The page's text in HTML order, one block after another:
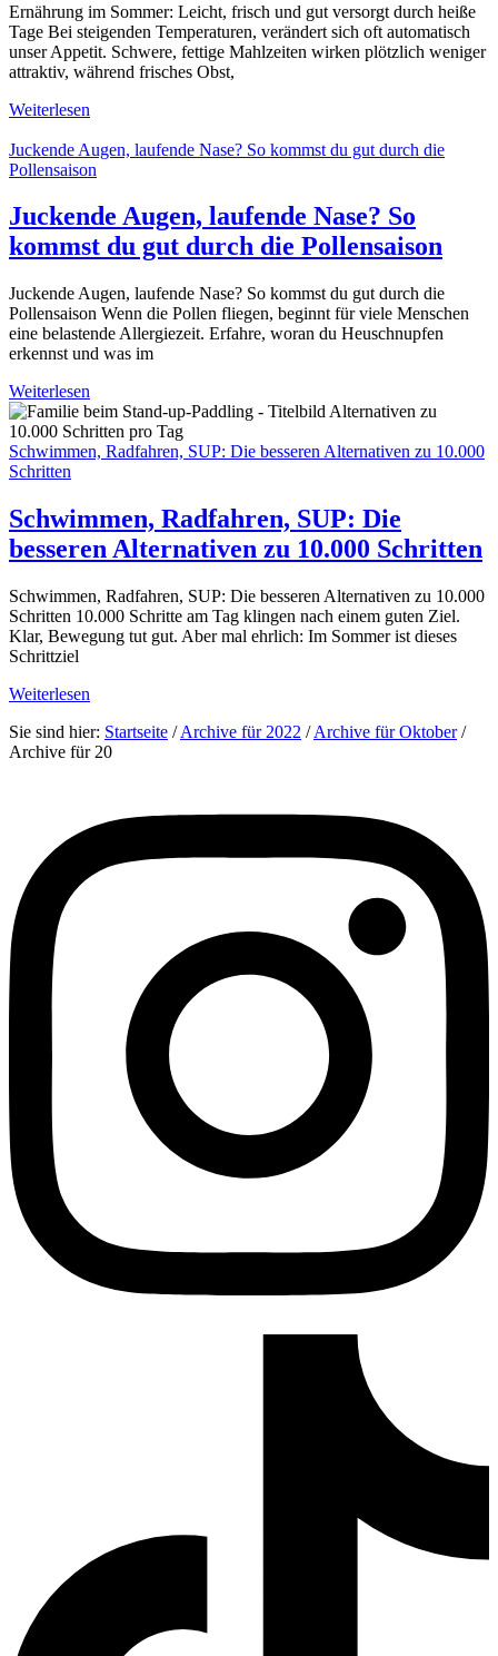
Ernährung im Sommer: Leicht, frisch und gut versorgt durch heiße
Tage Bei steigenden Temperaturen, verändert sich oft automatisch
unser Appetit. Schwere, fettige Mahlzeiten wirken plötzlich weniger
attraktiv, während frisches Obst,
Weiterlesen
Juckende Augen, laufende Nase? So kommst du gut durch die
Pollensaison
Juckende Augen, laufende Nase? So
kommst du gut durch die Pollensaison
Juckende Augen, laufende Nase? So kommst du gut durch die
Pollensaison Wenn die Pollen fliegen, beginnt für viele Menschen
eine belastende Allergiezeit. Erfahre, woran du Heuschnupfen
erkennst und was im
Weiterlesen
Schwimmen, Radfahren, SUP: Die besseren Alternativen zu 10.000
Schritten
Schwimmen, Radfahren, SUP: Die
besseren Alternativen zu 10.000 Schritten
Schwimmen, Radfahren, SUP: Die besseren Alternativen zu 10.000
Schritten 10.000 Schritte am Tag klingen nach einem guten Ziel.
Klar, Bewegung tut gut. Aber mal ehrlich: Im Sommer ist dieses
Schrittziel
Weiterlesen
Sie sind hier: Startseite /Archive für 2022 /Archive für Oktober/
Archive für 20